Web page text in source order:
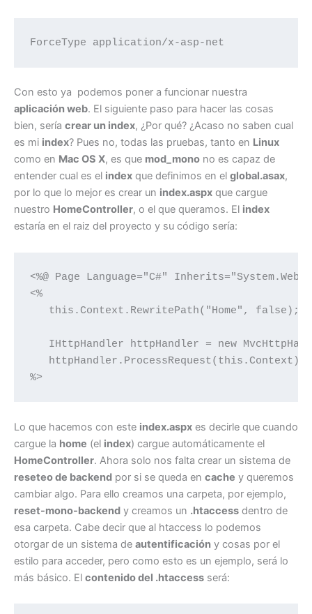
ForceType application/x-asp-net
Con esto ya podemos poner a funcionar nuestra
aplicación web. El siguiente paso para hacer las cosas
bien, sería crear un index, ¿Por qué? ¿Acaso no saben cual
es mi index? Pues no, todas las pruebas, tanto en Linux
como en Mac OS X, es que mod_mono no es capaz de
entender cual es el index que definimos en el global.asax,
por lo que lo mejor es crear un index.aspx que cargue
nuestro HomeController, o el que queramos. El index
estaría en el raiz del proyecto y su código sería:
<%@ Page Language="C#"
<%
   this.Context.RewritePath("Home", false);
IHttpHandler httpHandler = new
   httpHandler.ProcessRequest(this.Context);
%>
Lo que hacemos con este index.aspx es decirle que cuando
cargue la home (el index) cargue automáticamente el
HomeController. Ahora solo nos falta crear un sistema de
reseteo de backend por si se queda en cache y queremos
cambiar algo. Para ello creamos una carpeta, por ejemplo,
reset-mono-backend y creamos un .htaccess dentro de
esa carpeta. Cabe decir que al htaccess lo podemos
otorgar de un sistema de autentificación y cosas por el
estilo para acceder, pero como esto es un ejemplo, será lo
más básico. El contenido del .htaccess será: